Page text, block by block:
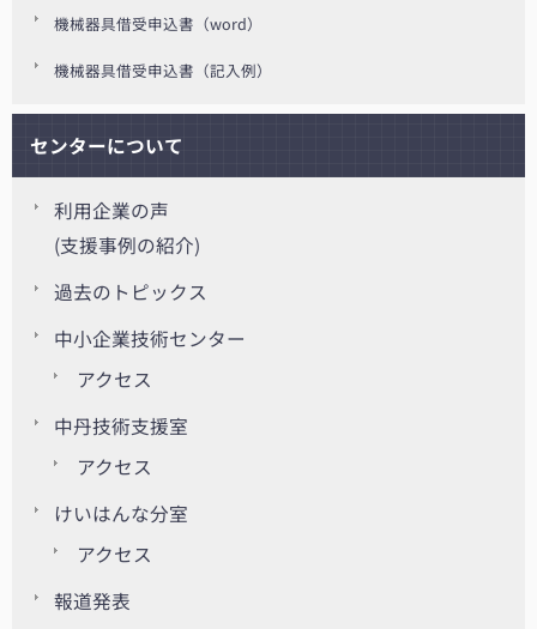
機械器具借受申込書（word）
機械器具借受申込書（記入例）
センターについて
利用企業の声
(支援事例の紹介)
過去のトピックス
中小企業技術センター
アクセス
中丹技術支援室
アクセス
けいはんな分室
アクセス
報道発表